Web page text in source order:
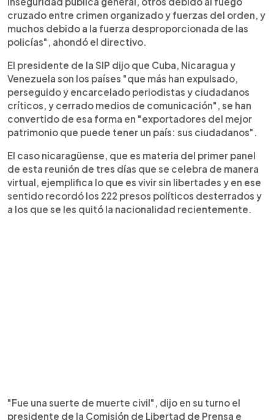
cruzado entre crimen organizado y fuerzas del orden, y
muchos debido a la fuerza desproporcionada de las
policías", ahondó el directivo.
El presidente de la SIP dijo que Cuba, Nicaragua y
Venezuela son los países "que más han expulsado,
perseguido y encarcelado periodistas y ciudadanos
críticos, y cerrado medios de comunicación", se han
convertido de esa forma en "exportadores del mejor
patrimonio que puede tener un país: sus ciudadanos".
El caso nicaragüense, que es materia del primer panel
de esta reunión de tres días que se celebra de manera
virtual, ejemplifica lo que es vivir sin libertades y en ese
sentido recordó los 222 presos políticos desterrados y
a los que se les quitó la nacionalidad recientemente.
"Fue una suerte de muerte civil", dijo en su turno el
presidente de la Comisión de Libertad de Prensa e